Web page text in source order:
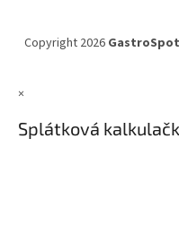
Copyright 2026
×
Splátková